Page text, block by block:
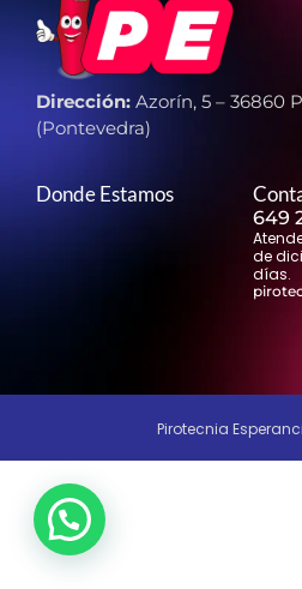
Dirección: Azorín, 5 – 36860
(Pontevedra)
Donde Estamos
649
de
días.
Pirotecnia